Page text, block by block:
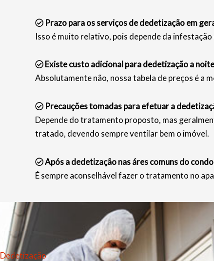
Prazo para os serviços de dedetização em
Isso é muito relativo, pois depende da
Existe custo adicional para dedetização a noite
Absolutamente não, nossa tabela de preços é a
Precauções tomadas para efetuar a
Depende do tratamento proposto, mas
tratado, devendo sempre ventilar bem o imóvel.
Após a dedetização nas áres comuns do
É sempre aconselhável fazer o tratamento no
Dedetização